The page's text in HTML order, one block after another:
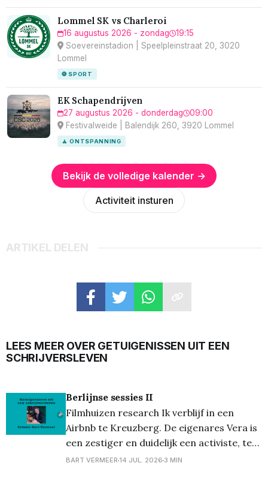
Lommel SK vs Charleroi
16 augustus 2026 - zondag
19:15
Soevereinstadion | Speelpleinstraat 20, 3020
Lommel
⚽ SPORT
EK Schapendrijven
27 augustus 2026 - donderdag
09:00
Festivalweide | Balendijk 260, 3920 Lommel
🧘 ONTSPANNING
Bekijk de volledige kalender →
Activiteit insturen
ARTIKEL DELEN
LEES MEER OVER GETUIGENISSEN UIT EEN
SCHRIJVERSLEVEN
Berlijnse sessies II
Filmhuizen research Ik verblijf in een
Airbnb te Kreuzberg. De eigenares Vera is
een zestiger en duidelijk een activiste, te
zien aan de klevers op de voordeur en de
BART VERMEER 14 JUL. 2026 3 MIN